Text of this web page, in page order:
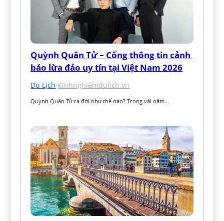
Quỳnh Quân Tử – Cổng thông tin cảnh
báo lừa đảo uy tín tại Việt Nam 2026
Du Lịch·Kinhnghiemdulich.vn
Quỳnh Quân Tử ra đời như thế nào? Trong vài năm…